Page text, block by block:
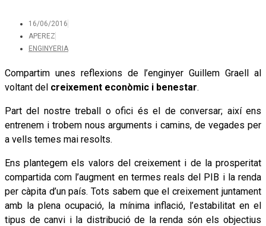
16/06/2016
APEREZ
ENGINYERIA
Compartim unes reflexions de l’enginyer Guillem Graell al
voltant del creixement econòmic i benestar.
Part del nostre treball o ofici és el de conversar; així ens
entrenem i trobem nous arguments i camins, de vegades per
a vells temes mai resolts.
Ens plantegem els valors del creixement i de la prosperitat
compartida com l’augment en termes reals del PIB i la renda
per càpita d’un país. Tots sabem que el creixement juntament
amb la plena ocupació, la mínima inflació, l’estabilitat en el
tipus de canvi i la distribució de la renda són els objectius